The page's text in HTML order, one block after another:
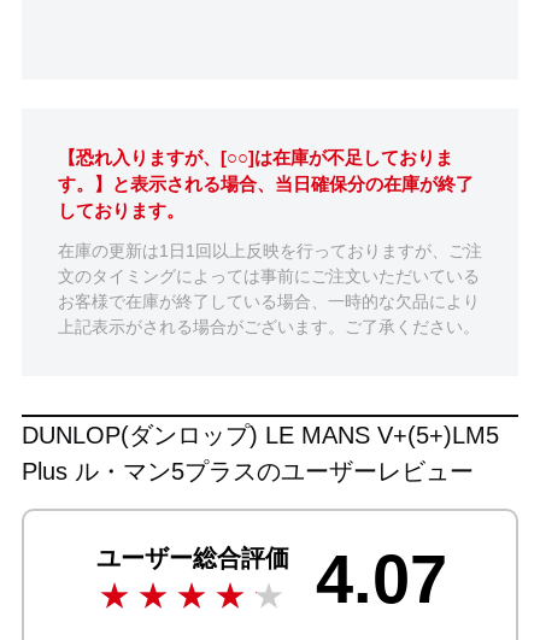
【恐れ入りますが、[○○]は在庫が不足しておりま
す。】と表示される場合、当日確保分の在庫が終了
しております。
在庫の更新は1日1回以上反映を行っておりますが、ご注
文のタイミングによっては事前にご注文いただいている
お客様で在庫が終了している場合、一時的な欠品により
上記表示がされる場合がございます。ご了承ください。
DUNLOP(ダンロップ) LE MANS V+(5+)LM5
Plus ル・マン5プラスのユーザーレビュー
ユーザー総合評価 4.07